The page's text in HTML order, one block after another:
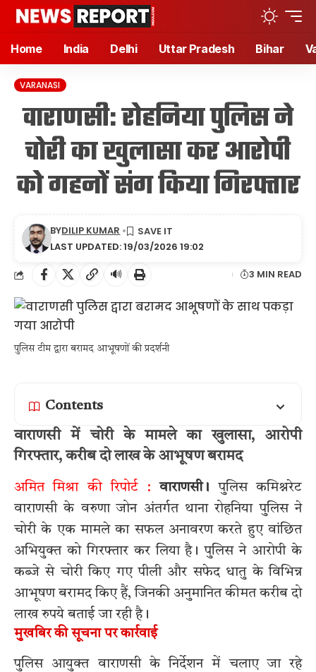
Home India Delhi Uttar Pradesh Bihar
VARANASI
वाराणसी: रोहनिया पुलिस ने
चोरी का खुलासा कर आरोपी
को गहनों संग किया गिरफ्तार
LAST UPDATED: 19/03/2026 19:02
BYDILIP KUMAR
🔊 3 MIN READ
पुलिस टीम द्वारा बरामद आभूषणों की प्रदर्शनी
Contents
वाराणसी में चोरी के मामले का खुलासा, आरोपी
गिरफ्तार, करीब दो लाख के आभूषण बरामद
अमित मिश्रा की रिपोर्ट : वाराणसी। पुलिस कमिश्नरेट
वाराणसी के वरुणा जोन अंतर्गत थाना रोहनिया पुलिस ने
चोरी के एक मामले का सफल अनावरण करते हुए वांछित
अभियुक्त को गिरफ्तार कर लिया है। पुलिस ने आरोपी के
कब्जे से चोरी किए गए पीली और सफेद धातु के विभिन्न
आभूषण बरामद किए हैं, जिनकी अनुमानित कीमत करीब दो
लाख रुपये बताई जा रही है।
मुखबिर की सूचना पर कार्रवाई
पुलिस आयुक्त वाराणसी के निर्देशन में चलाए जा रहे